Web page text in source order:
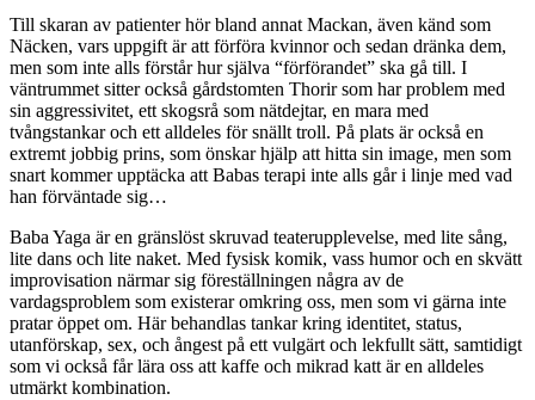
Till skaran av patienter hör bland annat Mackan, även känd som
Näcken, vars uppgift är att förföra kvinnor och sedan dränka dem,
men som inte alls förstår hur själva “förförandet” ska gå till. I
väntrummet sitter också gårdstomten Thorir som har problem med
sin aggressivitet, ett skogsrå som nätdejtar, en mara med
tvångstankar och ett alldeles för snällt troll. På plats är också en
extremt jobbig prins, som önskar hjälp att hitta sin image, men som
snart kommer upptäcka att Babas terapi inte alls går i linje med vad
han förväntade sig…
Baba Yaga är en gränslöst skruvad teaterupplevelse, med lite sång,
lite dans och lite naket. Med fysisk komik, vass humor och en skvätt
improvisation närmar sig föreställningen några av de
vardagsproblem som existerar omkring oss, men som vi gärna inte
pratar öppet om. Här behandlas tankar kring identitet, status,
utanförskap, sex, och ångest på ett vulgärt och lekfullt sätt, samtidigt
som vi också får lära oss att kaffe och mikrad katt är en alldeles
utmärkt kombination.